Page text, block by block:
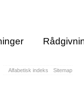
Alfabetisk indeks Sitemap